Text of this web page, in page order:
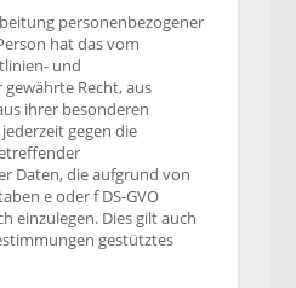
personenbezogener
hat das vom
und
Recht, aus
ihrer besonderen
gegen die
Daten, die aufgrund von
e oder f DS-GVO
einzulegen. Dies gilt auch
gestütztes